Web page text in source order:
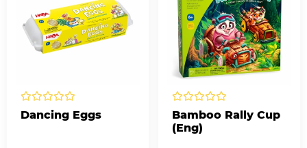
Dancing Eggs
Bamboo Rally Cup
(Eng)